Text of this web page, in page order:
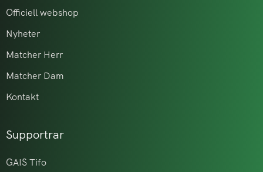
Officiell webshop
Nyheter
Matcher Herr
Matcher Dam
Kontakt
Supportrar
GAIS Tifo